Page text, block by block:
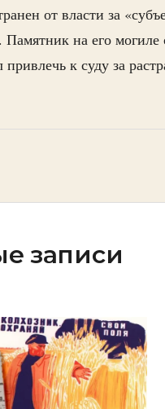
от власти за
Памятник на его могиле
к суду за
записи